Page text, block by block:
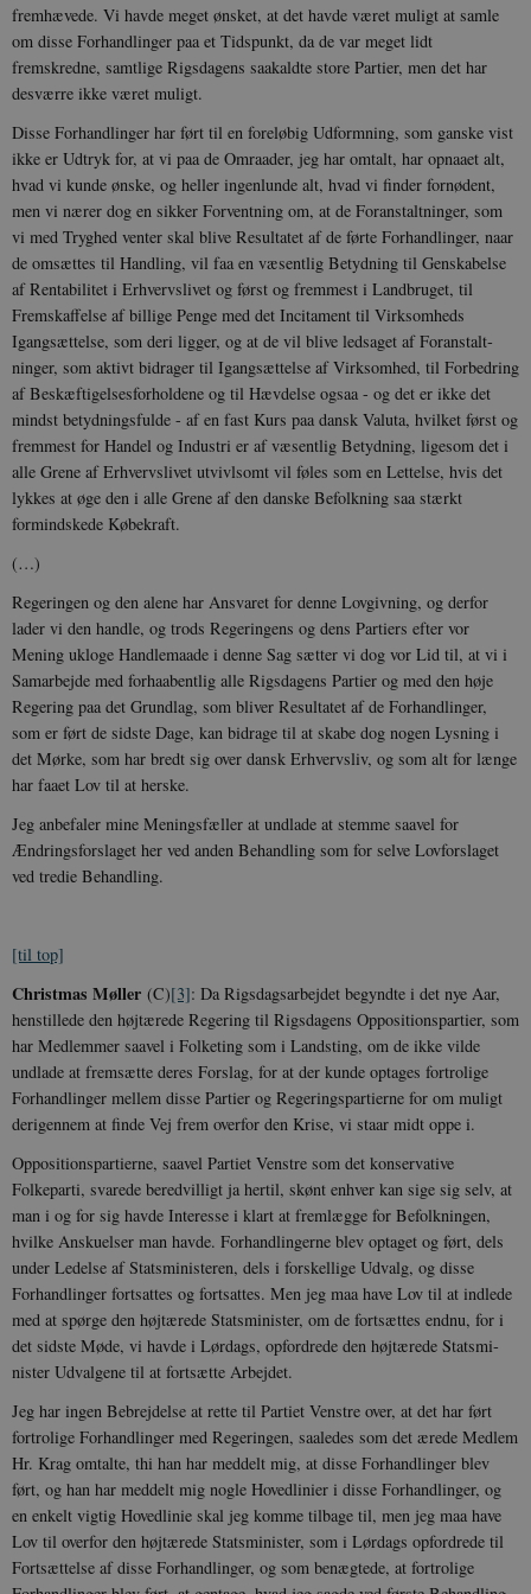
fremhævede. Vi havde meget ønsket, at det havde været muligt at samle
om disse Forhandlinger paa et Tidspunkt, da de var meget lidt
fremskredne, samt­lige Rigsdagens saakaldte store Partier, men det har
desværre ikke været muligt.
Disse Forhandlinger har ført til en foreløbig Udformning, som ganske vist
ikke er Udtryk for, at vi paa de Omraader, jeg har omtalt, har opnaaet alt,
hvad vi kunde ønske, og heller ingenlunde alt, hvad vi finder fornødent,
men vi nærer dog en sikker Forventning om, at de Foranstalt­ninger, som
vi med Tryghed venter skal blive Resultatet af de førte Forhandlinger, naar
de omsættes til Handling, vil faa en væsentlig Betydning til Genskabelse
af Rentabilitet i Erhvervslivet og først og fremmest i Landbruget, til
Fremskaffelse af billige Penge med det Incitament til Virksomheds
Igangsættelse, som deri ligger, og at de vil blive ledsaget af Foranstalt­
ninger, som aktivt bidrager til Igangsæt­telse af Virksomhed, til Forbedring
af Be­skæftigelsesforholdene og til Hævdelse og­saa - og det er ikke det
mindst betyd­ningsfulde - af en fast Kurs paa dansk Valuta, hvilket først og
fremmest for Han­del og Industri er af væsentlig Betydning, ligesom det i
alle Grene af Erhvervslivet utvivlsomt vil føles som en Lettelse, hvis det
lykkes at øge den i alle Grene af den danske Befolkning saa stærkt
formindskede Købekraft.
(…)
Regeringen og den alene har Ansvaret for denne Lovgivning, og derfor
lader vi den handle, og trods Regeringens og dens Partiers efter vor
Mening ukloge Handle­maade i denne Sag sætter vi dog vor Lid til, at vi i
Samarbejde med forhaa­bentlig alle Rigsdagens Partier og med den høje
Regering paa det Grundlag, som blive­r Resultatet af de Forhandlinger,
som er ført de sidste Dage, kan bidrage til at skabe dog nogen Lysning i
det Mørke, som har bredt sig over dansk Erhvervsliv, og som alt for længe
har faaet Lov til at herske.
Jeg anbefaler mine Meningsfæller at undlade at stemme saavel for
Ændrings­forslaget her ved anden Behandling som for selve Lovforslaget
ved tredie Behand­ling.
[til top]
Christmas Møller (C)[3]: Da Rigsdagsarbejdet begyndte i det nye Aar,
henstillede den højtærede Regering til Rigsdagens Oppositionspartier, som
har Medlemmer saa­vel i Folketing som i Landsting, om de ikke vilde
undlade at fremsætte deres Forslag, for at der kunde optages fortrolige
Forhandlinger mellem disse Partier og Regeringspartierne for om muligt
derigennem at finde Vej frem overfor den Krise, vi staar midt oppe i.
Oppositionspartierne, saavel Partiet Venstre som det konservative
Folkeparti, svarede beredvilligt ja hertil, skønt enhver kan sige sig selv, at
man i og for sig havde Interesse i klart at fremlægge for Befolkningen,
hvilke Anskuelser man havde. Forhandlingerne blev optaget og ført, dels
under Ledelse af Statsministeren, dels i forskellige Udvalg, og disse
Forhandlinger fortsattes og fortsattes. Men jeg maa have Lov til at indlede
med at spørge den højt­ærede Statsminister, om de fortsættes end­nu, for i
det sidste Møde, vi havde i Lør­dags, opfordrede den højtærede Statsmi­
nister Udvalgene til at fortsætte Arbejdet.
Jeg har ingen Bebrejdelse at rette til Partiet Venstre over, at det har ført
for­trolige Forhandlinger med Regeringen, saaledes som det ærede Medlem
Hr. Krag omtalte, thi han har meddelt mig, at disse Forhandlinger blev
ført, og han har meddelt mig nogle Hovedlinier i disse Forhandlinger, og
en enkelt vigtig Hoved­linie skal jeg komme tilbage til, men jeg maa have
Lov til overfor den højtærede Statsminister, som i Lørdags opfordrede til
Fortsættelse af disse Forhandlinger, og som benægtede, at fortrolige